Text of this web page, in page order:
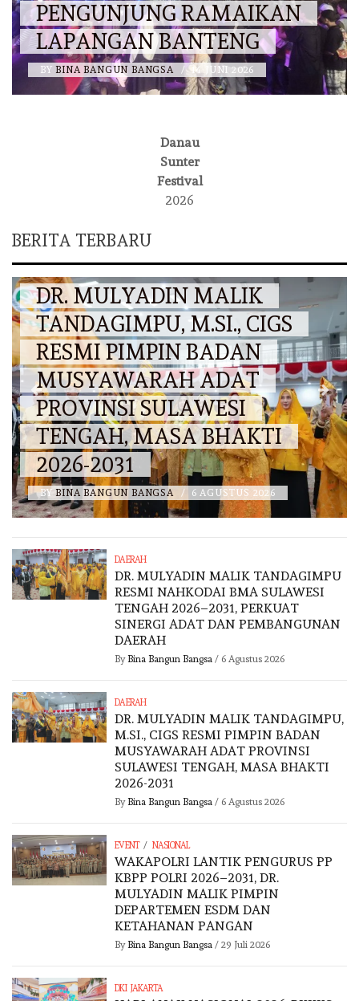
PENGUNJUNG RAMAIKAN
LAPANGAN BANTENG
BY BINA BANGUN BANGSA / 14 JUNI 2026
Danau
Sunter
Festival
2026
BERITA TERBARU
DAERAH
DR. MULYADIN MALIK
TANDAGIMPU, M.SI., CIGS
RESMI PIMPIN BADAN
MUSYAWARAH ADAT
PROVINSI SULAWESI
TENGAH, MASA BHAKTI
2026-2031
BY BINA BANGUN BANGSA / 6 AGUSTUS 2026
DAERAH
DR. MULYADIN MALIK TANDAGIMPU
RESMI NAHKODAI BMA SULAWESI
TENGAH 2026–2031, PERKUAT
SINERGI ADAT DAN PEMBANGUNAN
DAERAH
By Bina Bangun Bangsa/ 6 Agustus 2026
DAERAH
DR. MULYADIN MALIK TANDAGIMPU,
M.SI., CIGS RESMI PIMPIN BADAN
MUSYAWARAH ADAT PROVINSI
SULAWESI TENGAH, MASA BHAKTI
2026-2031
By Bina Bangun Bangsa/ 6 Agustus 2026
EVENT / NASIONAL
WAKAPOLRI LANTIK PENGURUS PP
KBPP POLRI 2026–2031, DR.
MULYADIN MALIK PIMPIN
DEPARTEMEN ESDM DAN
KETAHANAN PANGAN
By Bina Bangun Bangsa/ 29 Juli 2026
DKI JAKARTA